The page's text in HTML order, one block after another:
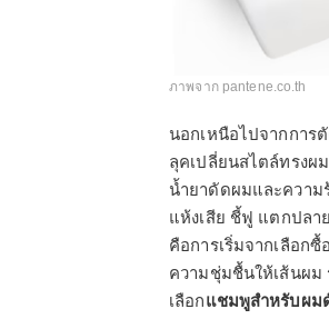
ภาพจาก pantene.co.th
นอกเหนือไปจากการ
ลุคเปลี่ยนสไตล์ทรงผ
น้ำยาดัดผมและความ
แห้งเสีย ชี้ฟู แตกปลา
คือการเริ่มจากเลือก
ความชุ่มชื้นให้เส้นผม
เลือกแชมพูสำหรับผม